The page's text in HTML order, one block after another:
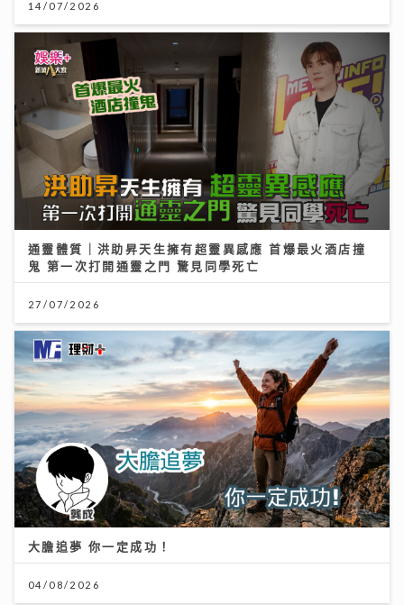
14/07/2026
通靈體質｜洪助昇天生擁有超靈異感應 首爆最火酒店撞
鬼 第一次打開通靈之門 驚見同學死亡
27/07/2026
大膽追夢 你一定成功！
04/08/2026